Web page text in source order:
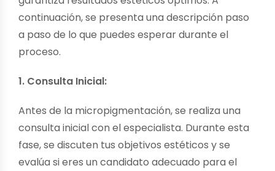
continuación, se presenta una descripción paso
a paso de lo que puedes esperar durante el
proceso.
1. Consulta Inicial:
Antes de la micropigmentación, se realiza una
consulta inicial con el especialista. Durante esta
fase, se discuten tus objetivos estéticos y se
evalúa si eres un candidato adecuado para el